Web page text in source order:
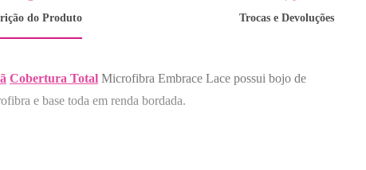
do Produto Trocas e Devoluções
Cobertura Total Microfibra Embrace Lace possui bojo de
e base toda em renda bordada.